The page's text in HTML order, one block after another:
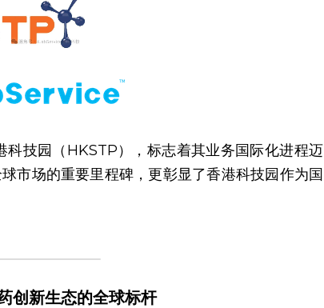
技园（HKSTP），标志着其业务国际化进程迈
市场的重要里程碑，更彰显了香港科技园作为国
创新生态的全球标杆